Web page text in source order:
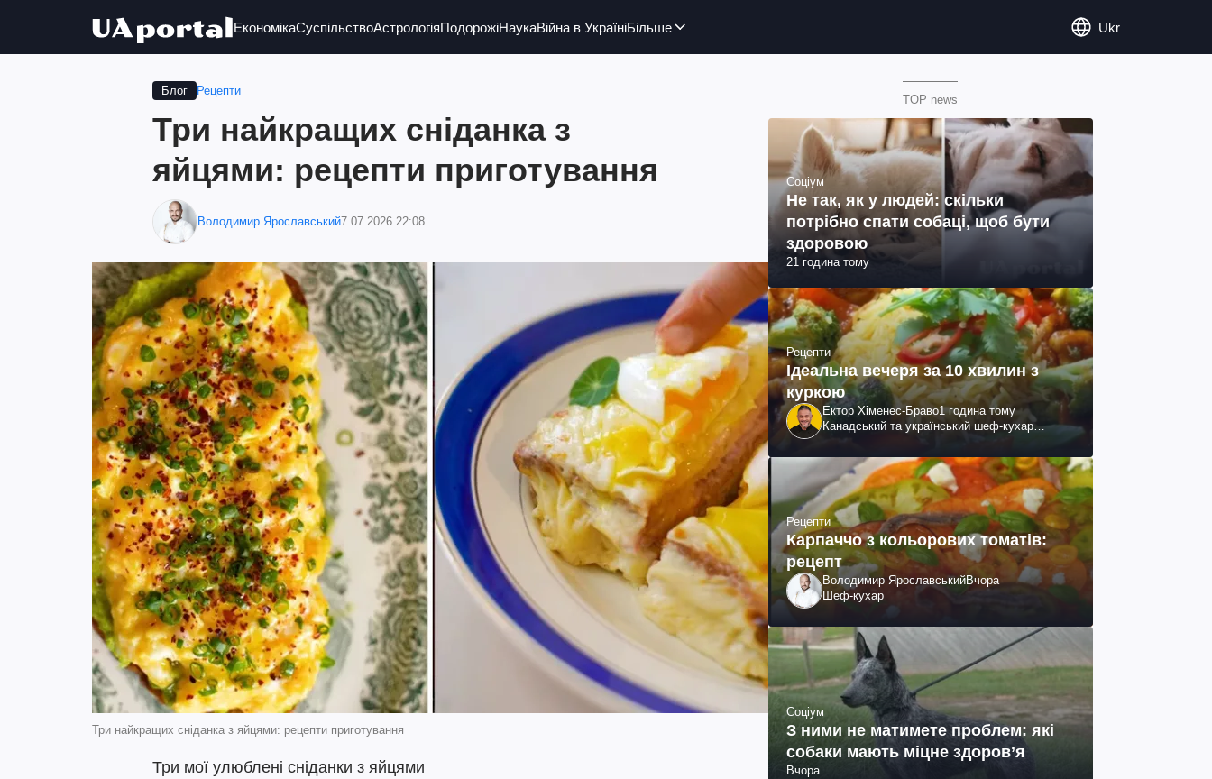
ЕкономікаСуспільствоАстрологіяПодорожіНаукаВійна в УкраїніБільше Ukr
Блог Рецепти
Три найкращих сніданка з
яйцями: рецепти приготування
Володимир Ярославський7.07.2026 22:08
Три найкращих сніданка з яйцями: рецепти приготування
Три мої улюблені сніданки з яйцями
TOP news
Соціум
Не так, як у людей: скільки
потрібно спати собаці, щоб бути
здоровою
21 година тому
Рецепти
Ідеальна вечеря за 10 хвилин з
куркою
Ектор Хіменес-Браво1 година тому
Канадський та український шеф-кухар
телеведучий
Рецепти
Карпаччо з кольорових томатів:
рецепт
Володимир ЯрославськийВчора
Шеф-кухар
Соціум
З ними не матимете проблем: які
собаки мають міцне здоров’я
Вчора